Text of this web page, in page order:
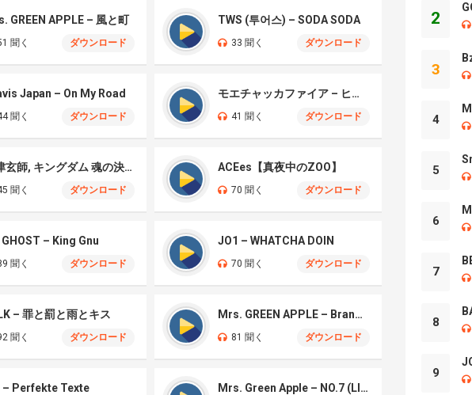
GREEN APPLE – 風と町
聞く ダウンロード
TWS (투어스) – SODA SODA
33 聞く ダウンロード
Japan – On My Road
聞く ダウンロード
モエチャッカファイア – ヒューゴ、狛野真斗、ライト、セヴェリアン (Cover )
41 聞く ダウンロード
米津玄師, キングダム 魂の決戦 – 公開記念PV
聞く ダウンロード
ACEes【真夜中のZOO】
70 聞く ダウンロード
GHOST – King Gnu
聞く ダウンロード
JO1 – WHATCHA DOIN
70 聞く ダウンロード
– 罪と罰と雨とキス
聞く ダウンロード
Mrs. GREEN APPLE – Brand New
81 聞く ダウンロード
– Perfekte Texte Mrs. Green Apple – NO.7 (LIVE)
2
3
4
5
6
7
8
9